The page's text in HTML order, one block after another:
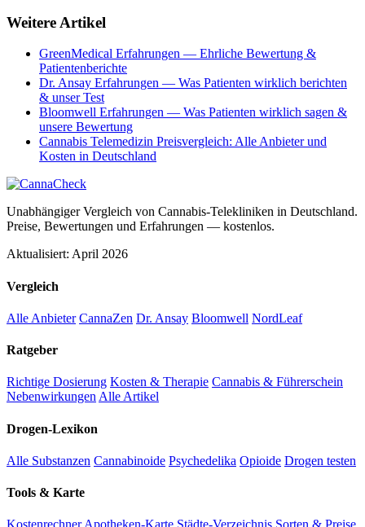
Weitere Artikel
GreenMedical Erfahrungen — Ehrliche Bewertung &
Patientenberichte
Dr. Ansay Erfahrungen — Was Patienten wirklich berichten
& unser Test
Bloomwell Erfahrungen — Was Patienten wirklich sagen &
unsere Bewertung
Cannabis Telemedizin Preisvergleich: Alle Anbieter und
Kosten in Deutschland
Unabhängiger Vergleich von Cannabis-Telekliniken in Deutschland.
Preise, Bewertungen und Erfahrungen — kostenlos.
Aktualisiert: April 2026
Vergleich
Alle Anbieter CannaZen Dr. Ansay Bloomwell NordLeaf
Ratgeber
Richtige Dosierung Kosten & Therapie Cannabis & Führerschein
Nebenwirkungen Alle Artikel
Drogen-Lexikon
Alle Substanzen Cannabinoide Psychedelika Opioide Drogen testen
Tools & Karte